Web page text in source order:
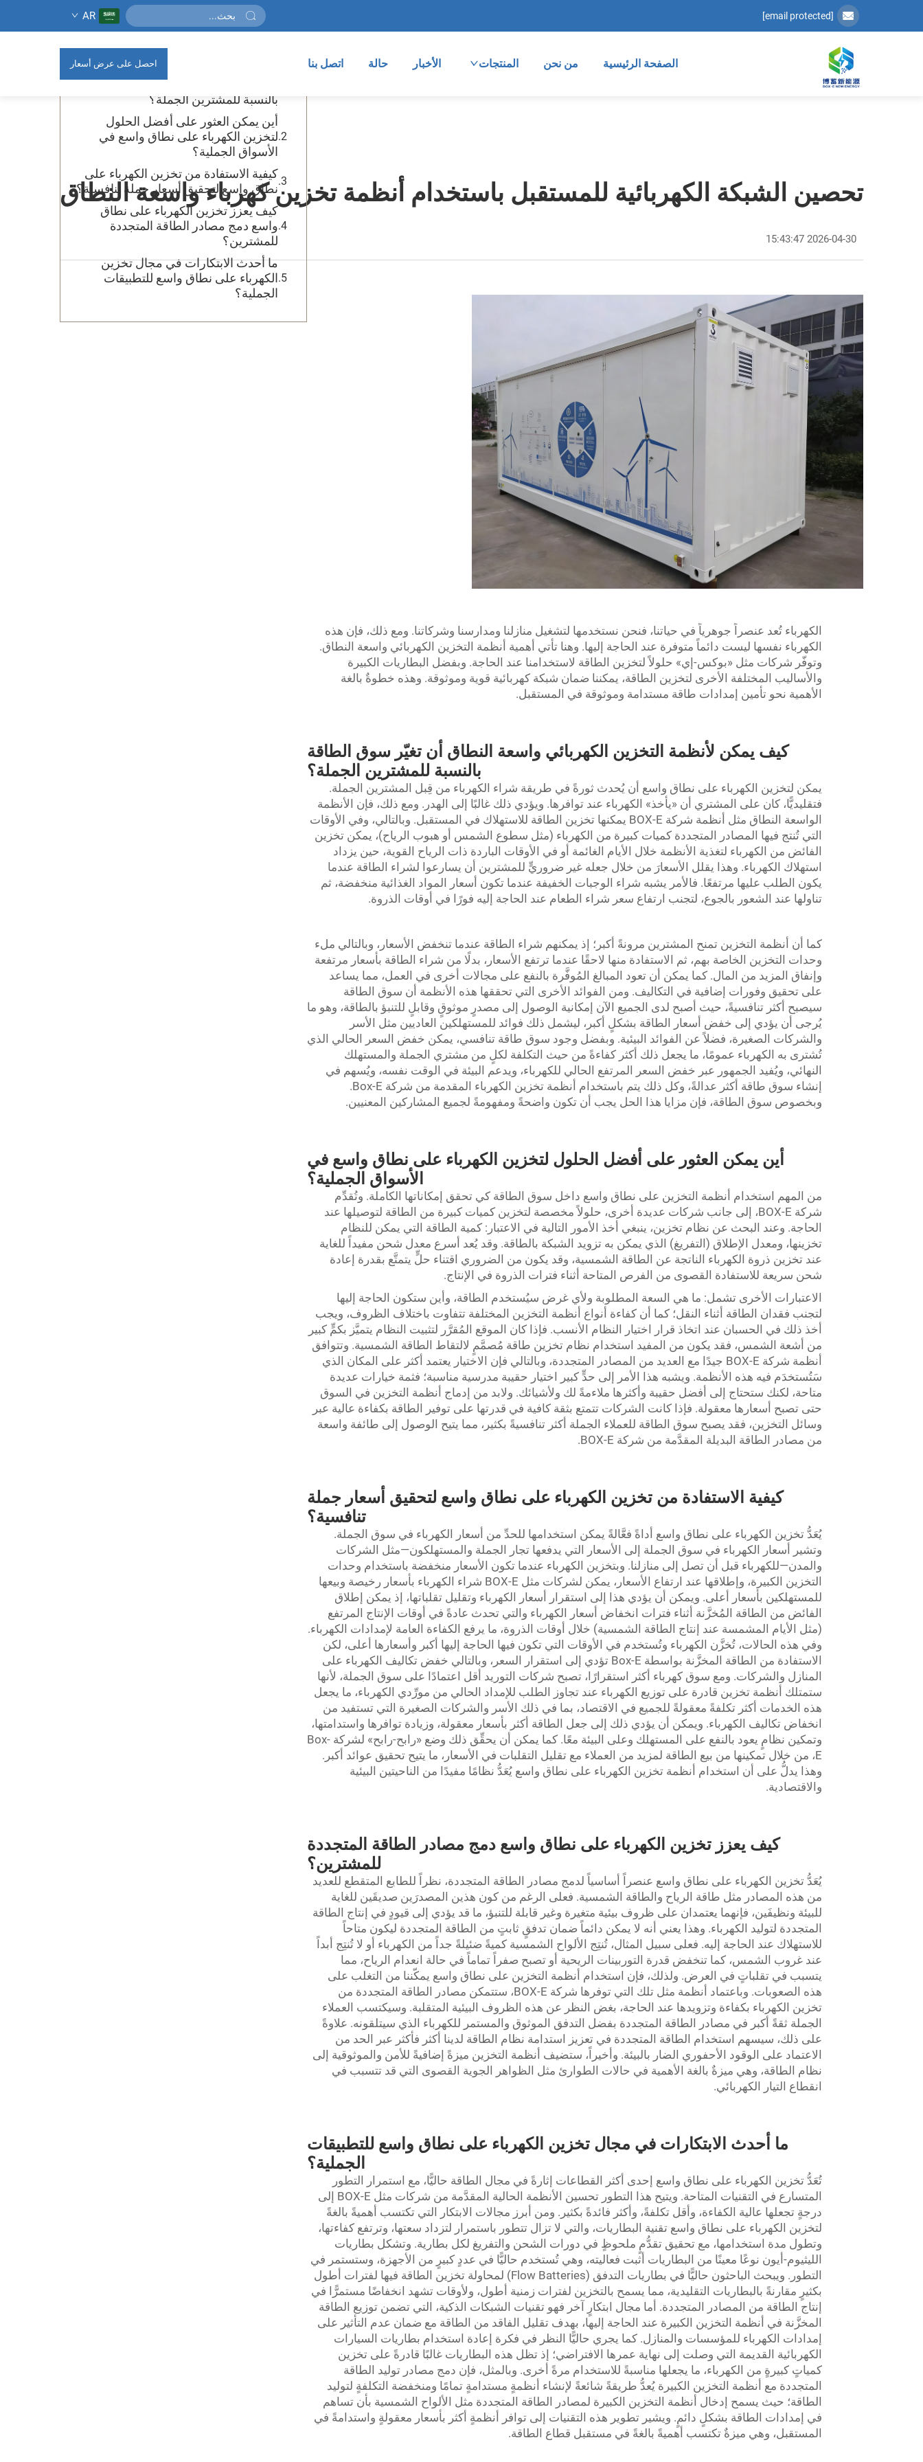
[email protected]
AR
الصفحة الرئيسية من نحن المنتجات الأخبار حالة اتصل بنا احصل على عرض أسعار
تحصين الشبكة الكهربائية للمستقبل باستخدام أنظمة تخزين كهرباء واسعة النطاق
2026-04-30 15:43:47
الكهرباء تُعد عنصراً جوهرياً في حياتنا، فنحن نستخدمها لتشغيل منازلنا ومدارسنا وشركاتنا. ومع ذلك، فإن هذه
الكهرباء نفسها ليست دائماً متوفرة عند الحاجة إليها. وهنا تأتي أهمية أنظمة التخزين الكهربائي واسعة النطاق.
وتوفّر شركات مثل «بوكس-إي» حلولاً لتخزين الطاقة لاستخدامنا عند الحاجة. وبفضل البطاريات الكبيرة
والأساليب المختلفة الأخرى لتخزين الطاقة، يمكننا ضمان شبكة كهربائية قوية وموثوقة. وهذه خطوةٌ بالغة
الأهمية نحو تأمين إمدادات طاقة مستدامة وموثوقة في المستقبل.
كيف يمكن لأنظمة التخزين الكهربائي واسعة النطاق أن تغيّر سوق الطاقة
بالنسبة للمشترين الجملة؟
يمكن لتخزين الكهرباء على نطاق واسع أن يُحدث ثورةً في طريقة شراء الكهرباء من قِبل المشترين الجملة.
فتقليديًّا، كان على المشتري أن «يأخذ» الكهرباء عند توافرها. ويؤدي ذلك غالبًا إلى الهدر. ومع ذلك، فإن الأنظمة
الواسعة النطاق مثل أنظمة شركة BOX-E يمكنها تخزين الطاقة للاستهلاك في المستقبل. وبالتالي، وفي الأوقات
التي تُنتج فيها المصادر المتجددة كميات كبيرة من الكهرباء (مثل سطوع الشمس أو هبوب الرياح)، يمكن تخزين
الفائض من الكهرباء لتغذية الأنظمة خلال الأيام الغائمة أو في الأوقات الباردة ذات الرياح القوية، حين يزداد
استهلاك الكهرباء. وهذا يقلل الأسعارَ من خلال جعله غير ضروريٍّ للمشترين أن يسارعوا لشراء الطاقة عندما
يكون الطلب عليها مرتفعًا. فالأمر يشبه شراء الوجبات الخفيفة عندما تكون أسعار المواد الغذائية منخفضة، ثم
تناولها عند الشعور بالجوع، لتجنب ارتفاع سعر شراء الطعام عند الحاجة إليه فورًا في أوقات الذروة.
كما أن أنظمة التخزين تمنح المشترين مرونةً أكبر؛ إذ يمكنهم شراء الطاقة عندما تنخفض الأسعار، وبالتالي ملء
وحدات التخزين الخاصة بهم، ثم الاستفادة منها لاحقًا عندما ترتفع الأسعار، بدلًا من شراء الطاقة بأسعار مرتفعة
وإنفاق المزيد من المال. كما يمكن أن تعود المبالغ المُوفَّرة بالنفع على مجالات أخرى في العمل، مما يساعد
على تحقيق وفورات إضافية في التكاليف. ومن الفوائد الأخرى التي تحققها هذه الأنظمة أن سوق الطاقة
سيصبح أكثر تنافسيةً، حيث أصبح لدى الجميع الآن إمكانية الوصول إلى مصدرٍ موثوقٍ وقابلٍ للتنبؤ بالطاقة، وهو ما
يُرجى أن يؤدي إلى خفض أسعار الطاقة بشكلٍ أكبر، ليشمل ذلك فوائد للمستهلكين العاديين مثل الأسر
والشركات الصغيرة، فضلاً عن الفوائد البيئية. وبفضل وجود سوق طاقة تنافسي، يمكن خفض السعر الحالي الذي
تُشترى به الكهرباء عمومًا، ما يجعل ذلك أكثر كفاءةً من حيث التكلفة لكلٍ من مشتري الجملة والمستهلك
النهائي، ويُفيد الجمهور عبر خفض السعر المرتفع الحالي للكهرباء، ويدعم البيئة في الوقت نفسه، ويُسهم في
إنشاء سوق طاقة أكثر عدالةً، وكل ذلك يتم باستخدام أنظمة تخزين الكهرباء المقدمة من شركة Box-E.
وبخصوص سوق الطاقة، فإن مزايا هذا الحل يجب أن تكون واضحةً ومفهومةً لجميع المشاركين المعنيين.
أين يمكن العثور على أفضل الحلول لتخزين الكهرباء على نطاق واسع في
الأسواق الجملية؟
من المهم استخدام أنظمة التخزين على نطاق واسع داخل سوق الطاقة كي تحقق إمكاناتها الكاملة. وتُقدِّم
شركة BOX-E، إلى جانب شركات عديدة أخرى، حلولاً مخصصة لتخزين كميات كبيرة من الطاقة لتوصيلها عند
الحاجة. وعند البحث عن نظام تخزين، ينبغي أخذ الأمور التالية في الاعتبار: كمية الطاقة التي يمكن للنظام
تخزينها، ومعدل الإطلاق (التفريغ) الذي يمكن به تزويد الشبكة بالطاقة. وقد يُعد أسرع معدل شحن مفيداً للغاية
عند تخزين ذروة الكهرباء الناتجة عن الطاقة الشمسية، وقد يكون من الضروري اقتناء حلٍّ يتمتَّع بقدرة إعادة
شحن سريعة للاستفادة القصوى من الفرص المتاحة أثناء فترات الذروة في الإنتاج.
الاعتبارات الأخرى تشمل: ما هي السعة المطلوبة ولأي غرض سيُستخدم الطاقة، وأين ستكون الحاجة إليها
لتجنب فقدان الطاقة أثناء النقل؛ كما أن كفاءة أنواع أنظمة التخزين المختلفة تتفاوت باختلاف الظروف، ويجب
أخذ ذلك في الحسبان عند اتخاذ قرار اختيار النظام الأنسب. فإذا كان الموقع المُقرَّر لتثبيت النظام يتميَّز بكمٍّ كبير
من أشعة الشمس، فقد يكون من المفيد استخدام نظام تخزين طاقة مُصمَّمٍ لالتقاط الطاقة الشمسية. وتتوافق
أنظمة شركة BOX-E جيدًا مع العديد من المصادر المتجددة، وبالتالي فإن الاختيار يعتمد أكثر على المكان الذي
سَتُستخدَم فيه هذه الأنظمة. ويشبه هذا الأمر إلى حدٍّ كبير اختيار حقيبة مدرسية مناسبة؛ فثمة خيارات عديدة
متاحة، لكنك ستحتاج إلى أفضل حقيبة وأكثرها ملاءمةً لك ولأشيائك. ولابد من إدماج أنظمة التخزين في السوق
حتى تصبح أسعارها معقولة. فإذا كانت الشركات تتمتع بثقة كافية في قدرتها على توفير الطاقة بكفاءة عالية عبر
وسائل التخزين، فقد يصبح سوق الطاقة للعملاء الجملة أكثر تنافسيةً بكثير، مما يتيح الوصول إلى طائفة واسعة
من مصادر الطاقة البديلة المقدَّمة من شركة BOX-E.
كيفية الاستفادة من تخزين الكهرباء على نطاق واسع لتحقيق أسعار جملة
تنافسية؟
يُعَدُّ تخزين الكهرباء على نطاق واسع أداةً فعَّالةً يمكن استخدامها للحدِّ من أسعار الكهرباء في سوق الجملة.
وتشير أسعار الكهرباء في سوق الجملة إلى الأسعار التي يدفعها تجار الجملة والمستهلكون—مثل الشركات
والمدن—للكهرباء قبل أن تصل إلى منازلنا. وبتخزين الكهرباء عندما تكون الأسعار منخفضة باستخدام وحدات
التخزين الكبيرة، وإطلاقها عند ارتفاع الأسعار، يمكن لشركات مثل BOX-E شراء الكهرباء بأسعار رخيصة وبيعها
للمستهلكين بأسعار أعلى. ويمكن أن يؤدي هذا إلى استقرار أسعار الكهرباء وتقليل تقلباتها، إذ يمكن إطلاق
الفائض من الطاقة المُخزَّنة أثناء فترات انخفاض أسعار الكهرباء والتي تحدث عادةً في أوقات الإنتاج المرتفع
(مثل الأيام المشمسة عند إنتاج الطاقة الشمسية) خلال أوقات الذروة، ما يرفع الكفاءة العامة لإمدادات الكهرباء.
وفي هذه الحالات، تُخزَّن الكهرباء وتُستخدم في الأوقات التي تكون فيها الحاجة إليها أكبر وأسعارها أعلى، لكن
الاستفادة من الطاقة المخزَّنة بواسطة Box-E تؤدي إلى استقرار السعر، وبالتالي خفض تكاليف الكهرباء على
المنازل والشركات. ومع سوق كهرباء أكثر استقرارًا، تصبح شركات التوريد أقل اعتمادًا على سوق الجملة، لأنها
ستمتلك أنظمة تخزين قادرة على توزيع الكهرباء عند تجاوز الطلب للإمداد الحالي من مورِّدي الكهرباء، ما يجعل
هذه الخدمات أكثر تكلفةً معقولةً للجميع في الاقتصاد، بما في ذلك الأسر والشركات الصغيرة التي تستفيد من
انخفاض تكاليف الكهرباء. ويمكن أن يؤدي ذلك إلى جعل الطاقة أكثر بأسعار معقولة، وزيادة توافرها واستدامتها،
وتمكين نظامٍ يعود بالنفع على المستهلك وعلى البيئة معًا. كما يمكن أن يحقِّق ذلك وضع «رابح-رابح» لشركة Box-
E، من خلال تمكينها من بيع الطاقة لمزيد من العملاء مع تقليل التقلبات في الأسعار، ما يتيح تحقيق عوائد أكبر.
وهذا يدلُّ على أن استخدام أنظمة تخزين الكهرباء على نطاق واسع يُعَدُّ نظامًا مفيدًا من الناحيتين البيئية
والاقتصادية.
كيف يعزز تخزين الكهرباء على نطاق واسع دمج مصادر الطاقة المتجددة
للمشترين؟
يُعَدُّ تخزين الكهرباء على نطاق واسع عنصراً أساسياً لدمج مصادر الطاقة المتجددة، نظراً للطابع المتقطع للعديد
من هذه المصادر مثل طاقة الرياح والطاقة الشمسية. فعلى الرغم من كون هذين المصدرَين صديقَين للغاية
للبيئة ونظيفَين، فإنهما يعتمدان على ظروف بيئية متغيرة وغير قابلة للتنبؤ، ما قد يؤدي إلى قيودٍ في إنتاج الطاقة
المتجددة لتوليد الكهرباء. وهذا يعني أنه لا يمكن دائماً ضمان تدفقٍ ثابتٍ من الطاقة المتجددة ليكون متاحاً
للاستهلاك عند الحاجة إليه. فعلى سبيل المثال، تُنتِج الألواح الشمسية كميةً ضئيلةً جداً من الكهرباء أو لا تُنتِج أبداً
عند غروب الشمس، كما تنخفض قدرة التوربينات الريحية أو تصبح صفراً تماماً في حالة انعدام الرياح، مما
يتسبب في تقلباتٍ في العرض. ولذلك، فإن استخدام أنظمة التخزين على نطاق واسع يمكّننا من التغلب على
هذه الصعوبات. وباعتماد أنظمة مثل تلك التي توفرها شركة BOX-E، ستتمكن مصادر الطاقة المتجددة من
تخزين الكهرباء بكفاءة وتزويدها عند الحاجة، بغض النظر عن هذه الظروف البيئية المتقلبة. وسيكتسب العملاء
الجملة ثقةً أكبر في مصادر الطاقة المتجددة بفضل التدفق الموثوق والمستمر للكهرباء الذي سيتلقونه. علاوةً
على ذلك، سيسهم استخدام الطاقة المتجددة في تعزيز استدامة نظام الطاقة لدينا أكثر فأكثر عبر الحد من
الاعتماد على الوقود الأحفوري الضار بالبيئة. وأخيراً، ستضيف أنظمة التخزين ميزةً إضافيةً للأمن والموثوقية إلى
نظام الطاقة، وهي ميزةٌ بالغة الأهمية في حالات الطوارئ مثل الظواهر الجوية القصوى التي قد تتسبب في
انقطاع التيار الكهربائي.
ما أحدث الابتكارات في مجال تخزين الكهرباء على نطاق واسع للتطبيقات
الجملية؟
تُعَدُّ تخزين الكهرباء على نطاق واسع إحدى أكثر القطاعات إثارةً في مجال الطاقة حاليًّا، مع استمرار التطور
المتسارع في التقنيات المتاحة. ويتيح هذا التطور تحسين الأنظمة الحالية المقدَّمة من شركات مثل BOX-E إلى
درجةٍ تجعلها عالية الكفاءة، وأقل تكلفةً، وأكثر فائدةً بكثير. ومن أبرز مجالات الابتكار التي تكتسب أهميةً بالغةً
لتخزين الكهرباء على نطاق واسع تقنية البطاريات، والتي لا تزال تتطور باستمرار لتزداد سعتها، وترتفع كفاءتها،
وتطول مدة استخدامها، مع تحقيق تقدُّمٍ ملحوظٍ في دورات الشحن والتفريغ لكل بطارية. وتشكل بطاريات
الليثيوم-أيون نوعًا معينًا من البطاريات أثبت فعاليته، وهي تُستخدم حاليًّا في عددٍ كبيرٍ من الأجهزة، وستستمر في
التطور. ويبحث الباحثون حاليًّا في بطاريات التدفق (Flow Batteries) لمحاولة تخزين الطاقة فيها لفترات أطول
بكثيرٍ مقارنةً بالبطاريات التقليدية، مما يسمح بالتخزين لفترات زمنية أطول، ولأوقات تشهد انخفاضًا مستمرًّا في
إنتاج الطاقة من المصادر المتجددة. أما مجال ابتكارٍ آخر فهو تقنيات الشبكات الذكية، التي تضمن توزيع الطاقة
المخزَّنة في أنظمة التخزين الكبيرة عند الحاجة إليها، بهدف تقليل الفاقد من الطاقة مع ضمان عدم التأثير على
إمدادات الكهرباء للمؤسسات والمنازل. كما يجري حاليًّا النظر في فكرة إعادة استخدام بطاريات السيارات
الكهربائية القديمة التي وصلت إلى نهاية عمرها الافتراضي؛ إذ تظل هذه البطاريات غالبًا قادرةً على تخزين
كمياتٍ كبيرةٍ من الكهرباء، ما يجعلها مناسبةً للاستخدام مرةً أخرى. وبالمثل، فإن دمج مصادر توليد الطاقة
المتجددة مع أنظمة التخزين الكبيرة يُعدُّ طريقةً شائعةً لإنشاء أنظمةٍ مستدامةٍ تمامًا ومنخفضة التكلفةٍ لتوليد
الطاقة؛ حيث يسمح إدخال أنظمة التخزين الكبيرة لمصادر الطاقة المتجددة مثل الألواح الشمسية بأن تساهم
في إمدادات الطاقة بشكلٍ دائمٍ. ويشير تطوير هذه التقنيات إلى توافر أنظمةٍ أكثر بأسعار معقولةٍ واستدامةً في
المستقبل، وهي ميزةٌ تكتسب أهميةً بالغةً في مستقبل قطاع الطاقة.
جدول المحتويات
كيف يمكن لأنظمة التخزين الكهربائي
واسعة النطاق أن تغيّر سوق الطاقة
بالنسبة للمشترين الجملة؟
أين يمكن العثور على أفضل الحلول
لتخزين الكهرباء على نطاق واسع في
الأسواق الجملية؟
كيفية الاستفادة من تخزين الكهرباء على
نطاق واسع لتحقيق أسعار جملة تنافسية؟
كيف يعزز تخزين الكهرباء على نطاق
واسع دمج مصادر الطاقة المتجددة
للمشترين؟
ما أحدث الابتكارات في مجال تخزين
الكهرباء على نطاق واسع للتطبيقات
الجملية؟